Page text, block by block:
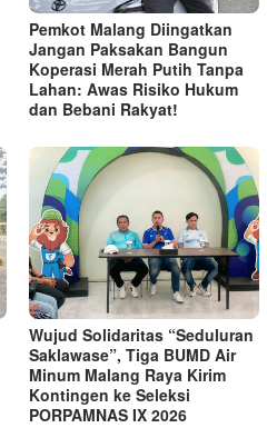
Pemkot Malang Diingatkan
Jangan Paksakan Bangun
Koperasi Merah Putih Tanpa
Lahan: Awas Risiko Hukum
dan Bebani Rakyat!
Wujud Solidaritas “Seduluran
Saklawase”, Tiga BUMD Air
Minum Malang Raya Kirim
Kontingen ke Seleksi
PORPAMNAS IX 2026